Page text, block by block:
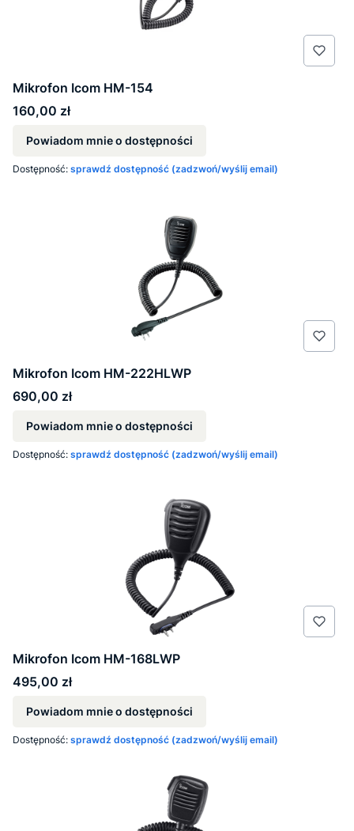
Mikrofon Icom HM-154
Cena
160,00 zł
Powiadom mnie o dostępności
Dostępność: sprawdź dostępność (zadzwoń/wyślij email)
Mikrofon Icom HM-222HLWP
Cena
690,00 zł
Powiadom mnie o dostępności
Dostępność: sprawdź dostępność (zadzwoń/wyślij email)
Mikrofon Icom HM-168LWP
Cena
495,00 zł
Powiadom mnie o dostępności
Dostępność: sprawdź dostępność (zadzwoń/wyślij email)